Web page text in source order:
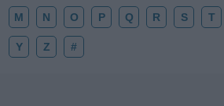
M N O P Q R S T
Y Z #